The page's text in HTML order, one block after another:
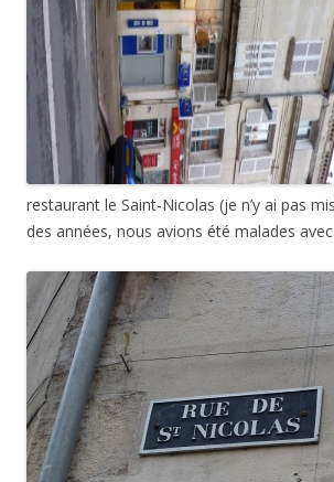
restaurant le Saint-Nicolas (je n’y ai pas
des années, nous avions été malades